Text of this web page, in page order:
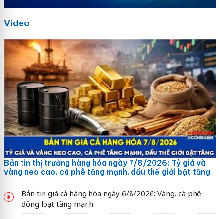
Video
Bản tin thị trường hàng hóa ngày 7/8/2026: Tỷ giá và
vàng neo cao, cà phê tăng mạnh, dầu thế giới bật tăng
Bản tin giá cả hàng hóa ngày 6/8/2026: Vàng, cà phê
đồng loạt tăng mạnh